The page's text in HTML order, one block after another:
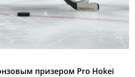
призером Pro Hokei